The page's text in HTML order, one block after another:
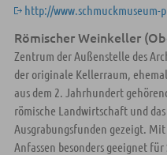
http://www.schmuckmuseum-
Römischer Weinkeller
Zentrum der Außenstelle des
der originale Kellerraum,
aus dem 2. Jahrhundert
römische Landwirtschaft und
Ausgrabungsfunden gezeigt.
Anfassen besonders geeignet für